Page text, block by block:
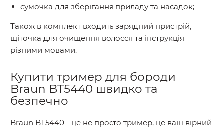
сумочка для зберігання приладу та насадок;
Також в комплект входить зарядний пристрій,
щіточка для очищення волосся та інструкція
різними мовами.
Купити тример для бороди
Braun BT5440 швидко та
безпечно
Braun BT5440 - це не просто тример, це ваш вірний